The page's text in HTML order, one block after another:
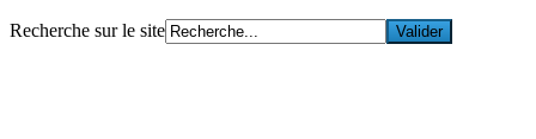
Recherche sur le site